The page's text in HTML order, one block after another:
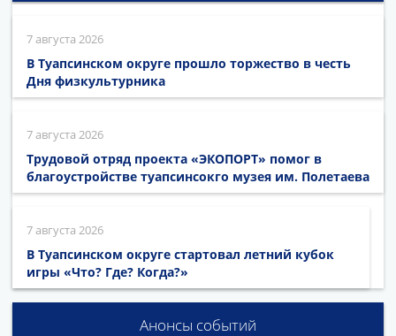
7 августа 2026
В Туапсинском округе прошло торжество в честь
Дня физкультурника
7 августа 2026
Трудовой отряд проекта «ЭКОПОРТ» помог в
благоустройстве туапсинсокго музея им. Полетаева
7 августа 2026
В Туапсинском округе стартовал летний кубок
игры «Что? Где? Когда?»
Анонсы событий